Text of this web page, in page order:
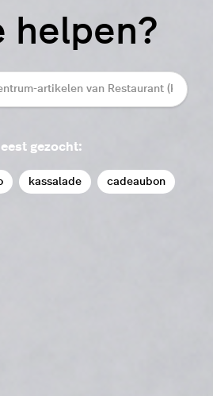
helpen?
gezocht:
kassalade cadeaubon